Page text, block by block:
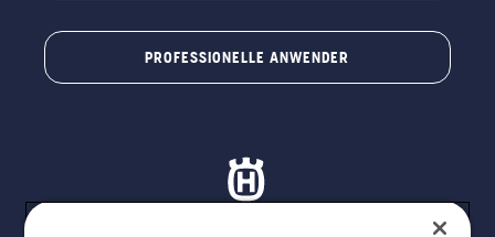
PROFESSIONELLE ANWENDER